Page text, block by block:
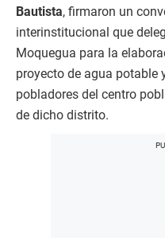
Bautista, firmaron un
interinstitucional que
Moquegua para la
proyecto de agua
pobladores del centro
de dicho distrito.